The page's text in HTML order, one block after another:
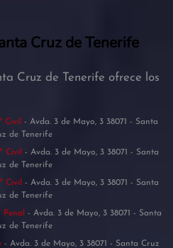
Cruz de Tenerife
Cruz de Tenerife ofrece los
Civil - Avda. 3 de Mayo, 3 38071 - Santa
de Tenerife
Civil - Avda. 3 de Mayo, 3 38071 - Santa
de Tenerife
Civil - Avda. 3 de Mayo, 3 38071 - Santa
de Tenerife
Penal - Avda. 3 de Mayo, 3 38071 - Santa
de Tenerife
- Avda. 3 de Mayo, 3 38071 - Santa Cruz